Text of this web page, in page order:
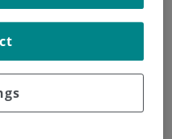
de Dermatología del
Valle del
Sur, nos indica en
y sus beneficios
y precancerosas